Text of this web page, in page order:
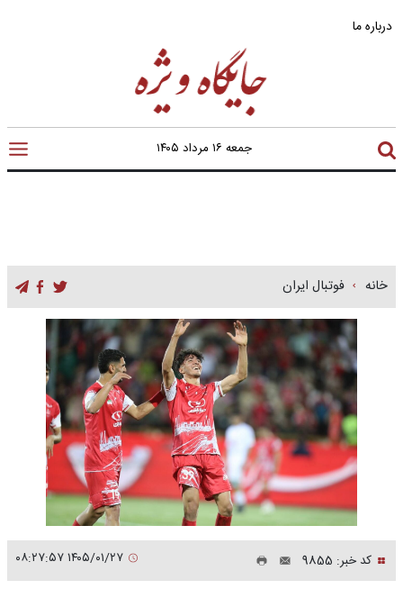
درباره ما
جمعه ۱۶ مرداد ۱۴۰۵
خانه فوتبال ایران
کد خبر: 9855